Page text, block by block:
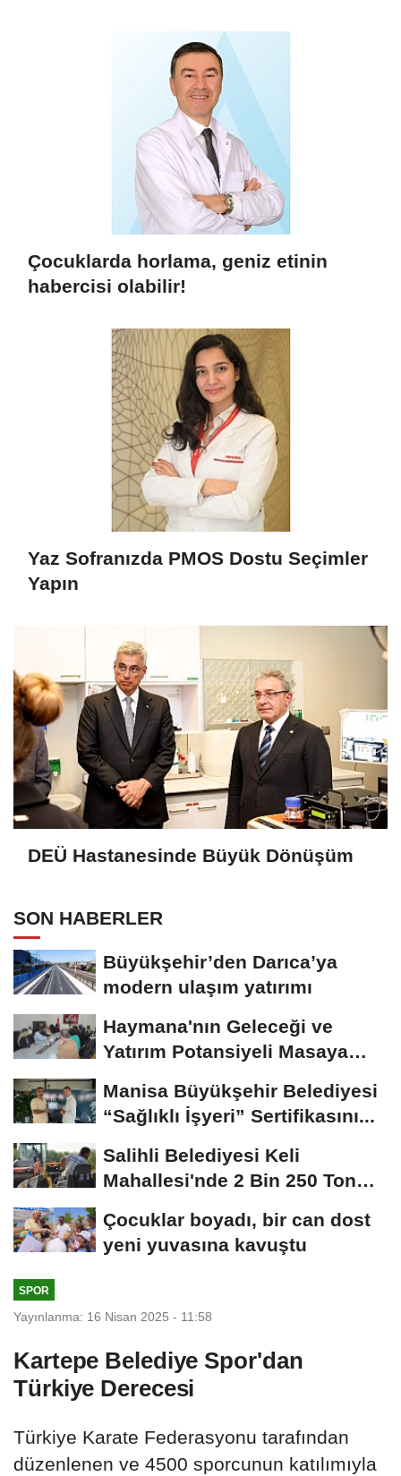
Çocuklarda horlama, geniz etinin
habercisi olabilir!
Yaz Sofranızda PMOS Dostu Seçimler
Yapın
DEÜ Hastanesinde Büyük Dönüşüm
SON HABERLER
Büyükşehir’den Darıca’ya
modern ulaşım yatırımı
Haymana'nın Geleceği ve
Yatırım Potansiyeli Masaya
Manisa Büyükşehir Belediyesi
“Sağlıklı İşyeri” Sertifikasını...
Salihli Belediyesi Keli
Mahallesi'nde 2 Bin 250 Ton
Çocuklar boyadı, bir can dost
yeni yuvasına kavuştu
SPOR
Yayınlanma: 16 Nisan 2025 - 11:58
Kartepe Belediye Spor'dan
Türkiye Derecesi
Türkiye Karate Federasyonu tarafından
düzenlenen ve 4500 sporcunun katılımıyla